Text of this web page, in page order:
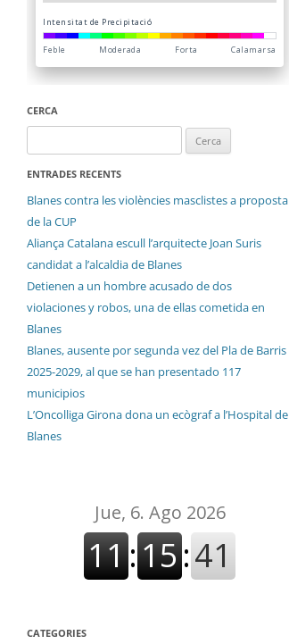
CERCA
ENTRADES RECENTS
Blanes contra les violències masclistes a proposta
de la CUP
Aliança Catalana escull l’arquitecte Joan Suris
candidat a l’alcaldia de Blanes
Detienen a un hombre acusado de dos
violaciones y robos, una de ellas cometida en
Blanes
Blanes, ausente por segunda vez del Pla de Barris
2025-2029, al que se han presentado 117
municipios
L’Oncolliga Girona dona un ecògraf a l’Hospital de
Blanes
CATEGORIES